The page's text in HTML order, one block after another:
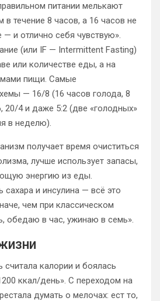
питании мелькают
в течение 8 часов, а 16 часов не
— и отлично себя чувствую».
(или IF — Intermittent Fasting)
или количестве еды, а на
пищи. Самые
— 16/8 (16 часов голода, 8
20/4 и даже 5:2 (две «голодных»
в неделю).
получает время очиститься
лучше использует запасы,
энергию из еды.
сахара и инсулина — всё это
чем при классическом
обедаю в час, ужинаю в семь».
калории и боялась
ккал/день». С переходом на
думать о мелочах: ест то,